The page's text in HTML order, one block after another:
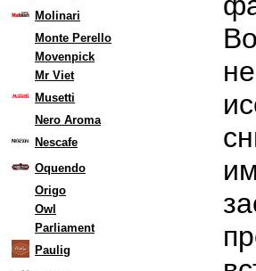
Molinari
Monte Perello
Movenpick
Mr Viet
Musetti
Nero Aroma
Nescafe
Oquendo
Origo
Owl
Parliament
Paulig